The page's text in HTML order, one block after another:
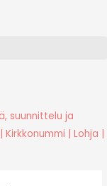
suunnittelu ja
| Lohja |